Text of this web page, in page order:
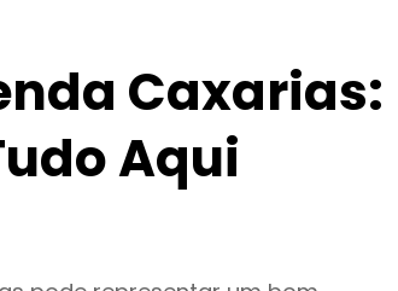
Caxarias:
Aqui